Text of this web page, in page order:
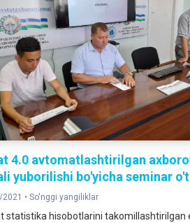
4.0 avtomatlashtirilgan
yuborilishi bo'yicha seminar
2021 •So'nggi yangiliklar
statistika hisobotlarini takomillashtirilgan